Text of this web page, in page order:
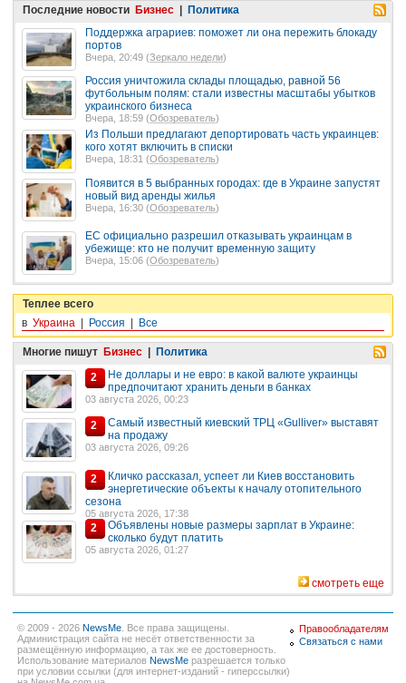
Последние новости Бизнес | Политика
Поддержка аграриев: поможет ли она пережить блокаду
портов
Вчера, 20:49 (Зеркало недели)
Россия уничтожила склады площадью, равной 56
футбольным полям: стали известны масштабы убытков
украинского бизнеса
Вчера, 18:59 (Обозреватель)
Из Польши предлагают депортировать часть украинцев:
кого хотят включить в списки
Вчера, 18:31 (Обозреватель)
Появится в 5 выбранных городах: где в Украине запустят
новый вид аренды жилья
Вчера, 16:30 (Обозреватель)
ЕС официально разрешил отказывать украинцам в
убежище: кто не получит временную защиту
Вчера, 15:06 (Обозреватель)
Теплее всего
в Украина | Россия | Все
Многие пишут Бизнес | Политика
2
Не доллары и не евро: в какой валюте украинцы
предпочитают хранить деньги в банках
03 августа 2026, 00:23
2
Самый известный киевский ТРЦ «Gulliver» выставят
на продажу
03 августа 2026, 09:26
2
Кличко рассказал, успеет ли Киев восстановить
энергетические объекты к началу отопительного
сезона
05 августа 2026, 17:38
2
Объявлены новые размеры зарплат в Украине:
сколько будут платить
05 августа 2026, 01:27
смотреть еще
© 2009 - 2026 NewsMe . Все права защищены.
Администрация сайта не несёт ответственности за
размещённую информацию, а так же ее достоверность.
Использование материалов NewsMe разрешается только
при условии ссылки (для интернет-изданий - гиперссылки)
Правообладателям
Связаться с нами